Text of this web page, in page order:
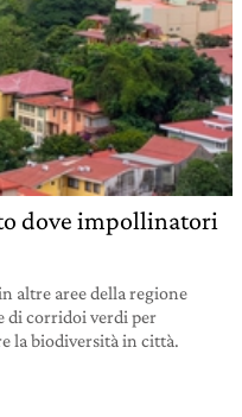
dove impollinatori
altre aree della regione
di corridoi verdi per
la biodiversità in città.